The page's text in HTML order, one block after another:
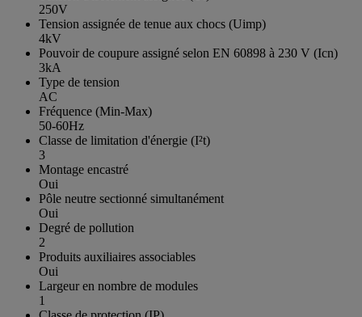
250V
Tension assignée de tenue aux chocs (Uimp)
4kV
Pouvoir de coupure assigné selon EN 60898 à 230 V (Icn)
3kA
Type de tension
AC
Fréquence (Min-Max)
50-60Hz
Classe de limitation d'énergie (I²t)
3
Montage encastré
Oui
Pôle neutre sectionné simultanément
Oui
Degré de pollution
2
Produits auxiliaires associables
Oui
Largeur en nombre de modules
1